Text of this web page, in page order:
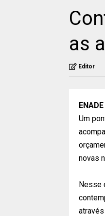
as
Editor
Um
novas
Nesse